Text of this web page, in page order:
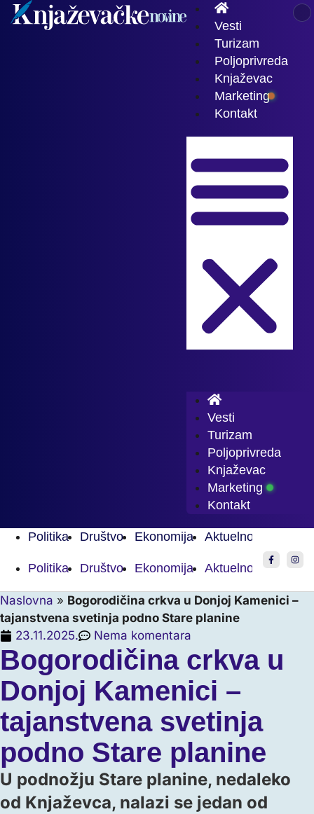
Vesti
Turizam
Poljoprivreda
Knjaževac
Marketing
Kontakt
Vesti
Turizam
Poljoprivreda
Knjaževac
Marketing
Kontakt
Politika Društvo Ekonomija Aktuelnosti
Politika Društvo Ekonomija Aktuelnosti Sport
Naslovna » Bogorodičina crkva u Donjoj Kamenici –
tajanstvena svetinja podno Stare planine
23.11.2025.
Nema komentara
Bogorodičina crkva u
Donjoj Kamenici –
tajanstvena svetinja
podno Stare planine
U podnožju Stare planine, nedaleko
od Knjaževca, nalazi se jedan od